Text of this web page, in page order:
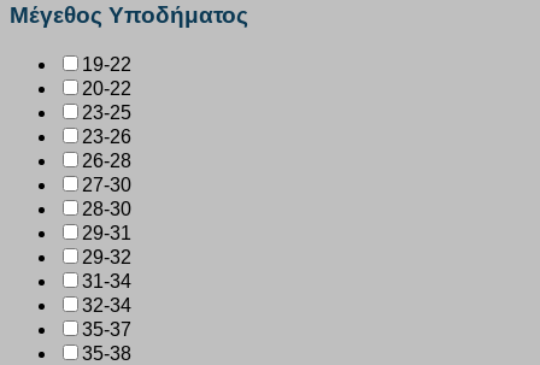
Μέγεθος Υποδήματος
19-22
20-22
23-25
23-26
26-28
27-30
28-30
29-31
29-32
31-34
32-34
35-37
35-38